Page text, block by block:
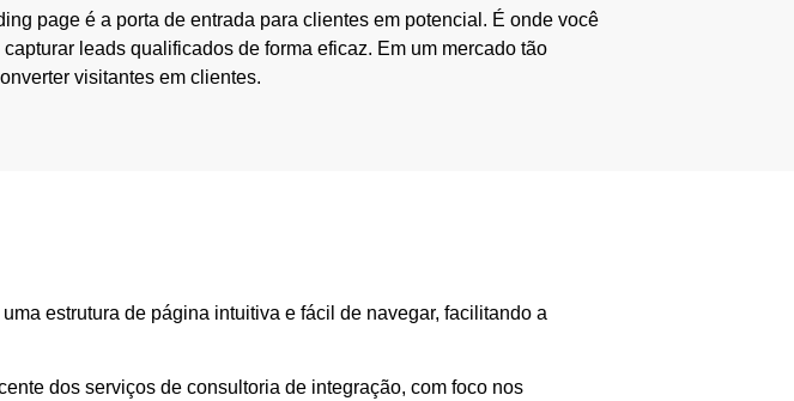
page é a porta de entrada para clientes em potencial. É onde você
leads qualificados de forma eficaz. Em um mercado tão
visitantes em clientes.
estrutura de página intuitiva e fácil de navegar, facilitando a
dos serviços de consultoria de integração, com foco nos